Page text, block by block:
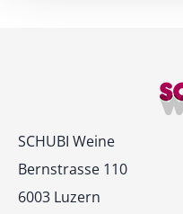
Kontakt
SCHUBI Weine
Bernstrasse 110
6003 Luzern